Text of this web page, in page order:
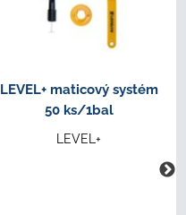
LEVEL+ maticový systém
50 ks/1bal
LEVEL+